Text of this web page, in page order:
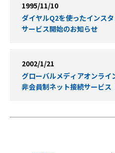
1995/11/10
ダイヤルQ2を使ったインス
サービス開始のお知らせ
2002/1/21
グローバルメディアオンライ
非会員制ネット接続サービ